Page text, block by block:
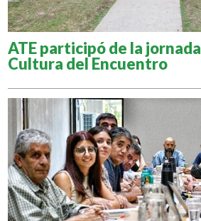
ATE participó de la
Cultura del Encuentro